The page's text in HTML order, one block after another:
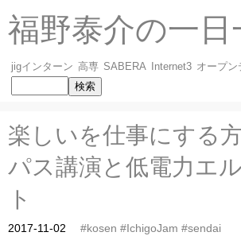
福野泰介の一日
jigインターン 高専 SABERA Internet3 オープン
楽しいを仕事にする
パス講演と低電力エ
ト
2017-11-02 #kosen #IchigoJam #sendai